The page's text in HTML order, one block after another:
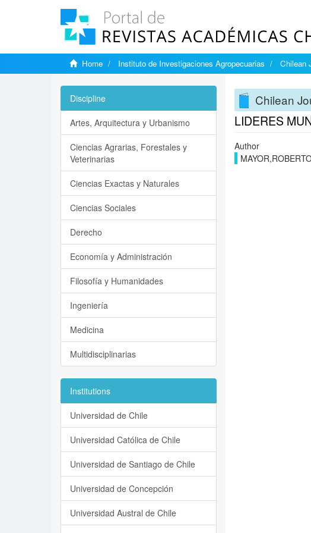
Home Instituto de Investigaciones Agropecuarias Chilean
Chilean
LIDERES
Author
Discipline
Artes, Arquitectura y Urbanismo
Ciencias Agrarias, Forestales y
Veterinarias
Ciencias Exactas y Naturales
Ciencias Sociales
Derecho
Economía y Administración
Filosofía y Humanidades
Ingeniería
Medicina
Multidisciplinarias
Institutions
Universidad de Chile
Universidad Católica de Chile
Universidad de Santiago de Chile
Universidad de Concepción
Universidad Austral de Chile